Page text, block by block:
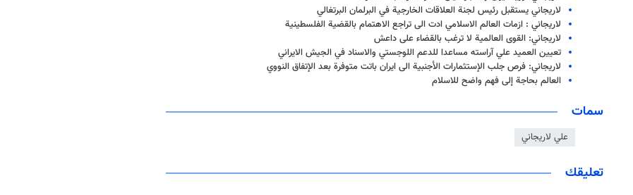
لاريجاني يستقبل رئيس لجنة العلاقات الخارجية في البرلمان البرتغالي
لاريجاني : ازمات العالم الاسلامي ادت الى تراجع الاهتمام بالقضية الفلسطينية
لاريجاني: القوى العالمية لا ترغب بالقضاء على داعش
تعيين العميد علي آراسته مساعدا للدعم اللوجستي والاسناد في الجيش الايراني
لاريجاني: فرص جلب الإستثمارات الأجنبية الى ايران باتت متوفرة بعد الإتفاق النووي
العالم بحاجة إلى فهم واضح للاسلام
سمات
علي لاريجاني
تعليقك